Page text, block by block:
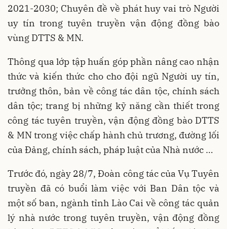
2021-2030; Chuyên đề về phát huy vai trò Người
uy tín trong tuyên truyền vận động đồng bào
vùng DTTS & MN.
Thông qua lớp tập huấn góp phần nâng cao nhận
thức và kiến thức cho cho đội ngũ Người uy tín,
trưởng thôn, bản về công tác dân tộc, chính sách
dân tộc; trang bị những kỹ năng cần thiết trong
công tác tuyên truyền, vận động đồng bào DTTS
& MN trong việc chấp hành chủ trương, đường lối
của Đảng, chính sách, pháp luật của Nhà nước …
Trước đó, ngày 28/7, Đoàn công tác của Vụ Tuyên
truyền đã có buổi làm việc với Ban Dân tộc và
một số ban, ngành tỉnh Lào Cai về công tác quản
lý nhà nước trong tuyên truyền, vận động đồng